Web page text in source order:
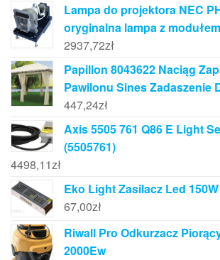
Lampa do projektora NEC
oryginalna lampa z modułem
2937,72zł
Papillon 8043622 Naciąg
Pawilonu Sines Zadaszenie
447,24zł
Axis 5505 761 Q86 E Light
(5505761)
4498,11zł
Eko Light Zasilacz Led
67,00zł
Riwall Pro Odkurzacz
2000Ew